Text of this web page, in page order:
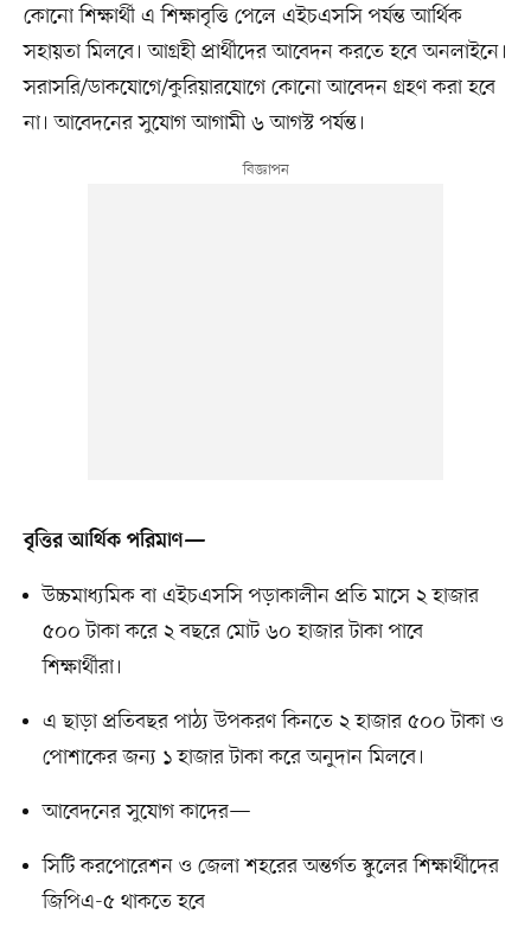
কোনো শিক্ষার্থী এ শিক্ষাবৃত্তি পেলে এইচএসসি পর্যন্ত আর্থিক
সহায়তা মিলবে। আগ্রহী প্রার্থীদের আবেদন করতে হবে অনলাইনে।
সরাসরি/ডাকযোগে/কুরিয়ারযোগে কোনো আবেদন গ্রহণ করা হবে
না। আবেদনের সুযোগ আগামী ৬ আগস্ট পর্যন্ত।
বৃত্তির আর্থিক পরিমাণ—
উচ্চমাধ্যমিক বা এইচএসসি পড়াকালীন প্রতি মাসে ২ হাজার
৫০০ টাকা করে ২ বছরে মোট ৬০ হাজার টাকা পাবে
শিক্ষার্থীরা।
এ ছাড়া প্রতিবছর পাঠ্য উপকরণ কিনতে ২ হাজার ৫০০ টাকা ও
পোশাকের জন্য ১ হাজার টাকা করে অনুদান মিলবে।
আবেদনের সুযোগ কাদের—
সিটি করপোরেশন ও জেলা শহরের অন্তর্গত স্কুলের শিক্ষার্থীদের
জিপিএ-৫ থাকতে হবে